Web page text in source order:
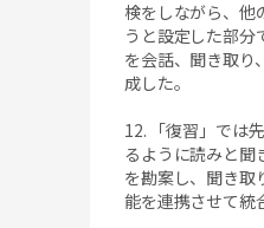
検をしながら、他
うと設定した部
を会話、聞き取り
成した。
12. 「復習」では
るように読みと聞
を勘案し、聞き取
能を連携させて統